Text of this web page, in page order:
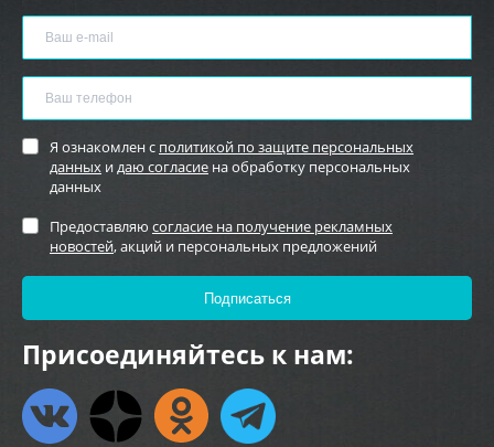
Я ознакомлен с политикой по защите персональных
данных и даю согласие на обработку персональных
данных
Предоставляю согласие на получение рекламных
новостей, акций и персональных предложений
Присоединяйтесь к нам: